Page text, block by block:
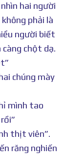
hai người
phải là
người biết
chột dạ.
chúng mày
mình tao
thịt viên”.
răng nghiến